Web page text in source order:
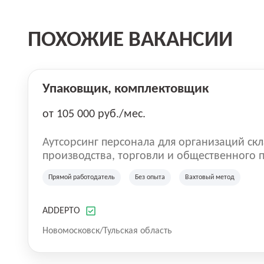
ПОХОЖИЕ ВАКАНСИИ
Упаковщик, комплектовщик
от 105 000 руб./мес.
Аутсорсинг персонала для организаций
производства, торговли и общественного питания. Мы
на рынке с 2016 года. Самая главная цель
водитель штабелера, вахта, работа с
сотрудник магазина, работник склада,
Прямой работодатель Без опыта Вахтовый метод
ADDEPTO
Новомосковск/Тульская область